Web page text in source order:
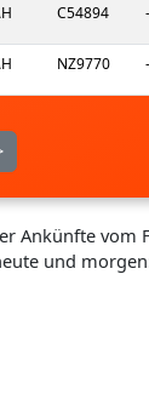
C54894 -
NZ9770 -
Ankünfte vom
und